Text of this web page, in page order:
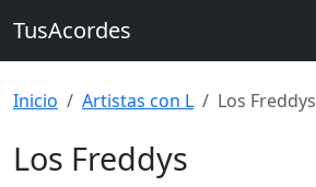
TusAcordes
Inicio Artistas con L Los Freddys
Los Freddys